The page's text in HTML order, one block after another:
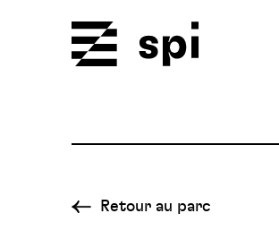
Retour au parc